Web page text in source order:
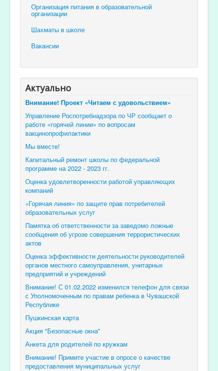
Организация питания в образовательной
организации
Шахматы в школе
Вакансии
Актуально
Внимание! Проект «Читаем с удовольствием»
Управление Роспотребнадзора по ЧР сообщает о
работе «горячей линии» по вопросам
вакцинопрофилактики
Мы вместе!
Капитальный ремонт школы по федеральной
программе на 2022 - 2023 гг.
Оценка удовлетворенности работой управляющих
компаний
«Горячая линия» по защите прав потребителей
образовательных услуг
Памятка об ответственности за заведомо ложные
сообщения об угрозе совершения террористических
актов
Оценка эффективности деятельности руководителей
органов местного самоуправления, унитарных
предприятий и учреждений
Внимание! С 01.02.2022 изменился телефон для связи
с Уполномоченным по правам ребенка в Чувашской
Республике
Пушкинская карта
Акция "Безопасные окна"
Анкета для родителей по кружкам
Внимание! Примите участие в опросе о качестве
предоставления муниципальных услуг